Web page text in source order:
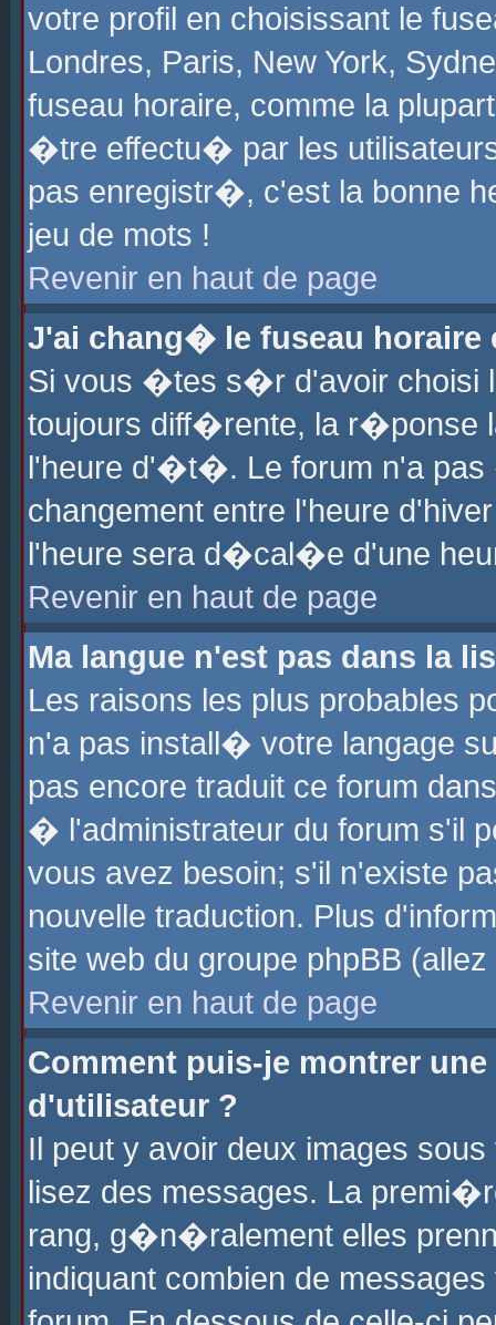
votre profil en choisissant le
Londres, Paris, New York,
fuseau horaire, comme la
�tre effectu� par les
pas enregistr�, c'est la bonne
jeu de mots !
Revenir en haut de page
J'ai chang� le fuseau horaire
Si vous �tes s�r d'avoir choisi
toujours diff�rente, la r�ponse
l'heure d'�t�. Le forum n'a
changement entre l'heure
l'heure sera d�cal�e d'une
Revenir en haut de page
Ma langue n'est pas dans la
Les raisons les plus probables
n'a pas install� votre langage
pas encore traduit ce forum
� l'administrateur du forum s'il
vous avez besoin; s'il n'existe
nouvelle traduction. Plus
site web du groupe phpBB
Revenir en haut de page
Comment puis-je montrer
d'utilisateur ?
Il peut y avoir deux images
lisez des messages. La
rang, g�n�ralement elles
indiquant combien de